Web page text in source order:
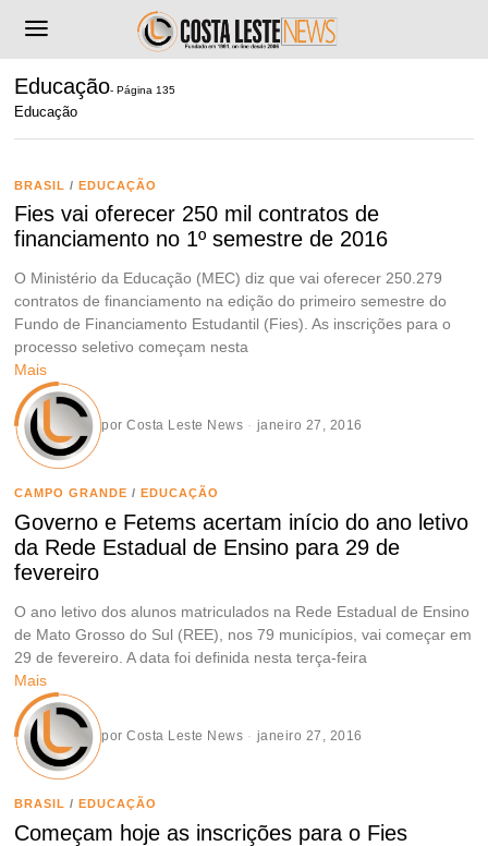
Educação- Página 135
Educação
BRASIL / EDUCAÇÃO
Fies vai oferecer 250 mil contratos de
financiamento no 1º semestre de 2016
O Ministério da Educação (MEC) diz que vai oferecer 250.279
contratos de financiamento na edição do primeiro semestre do
Fundo de Financiamento Estudantil (Fies). As inscrições para o
processo seletivo começam nesta
Mais
porCosta Leste News janeiro 27, 2016
CAMPO GRANDE / EDUCAÇÃO
Governo e Fetems acertam início do ano letivo
da Rede Estadual de Ensino para 29 de
fevereiro
O ano letivo dos alunos matriculados na Rede Estadual de Ensino
de Mato Grosso do Sul (REE), nos 79 municípios, vai começar em
29 de fevereiro. A data foi definida nesta terça-feira
Mais
porCosta Leste News janeiro 27, 2016
BRASIL / EDUCAÇÃO
Começam hoje as inscrições para o Fies